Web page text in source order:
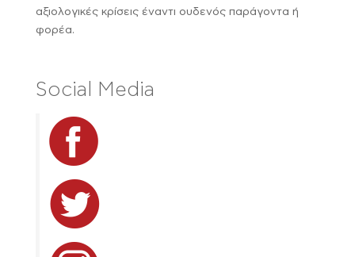
αξιολογικές κρίσεις έναντι ουδενός παράγοντα ή
φορέα.
Social Media